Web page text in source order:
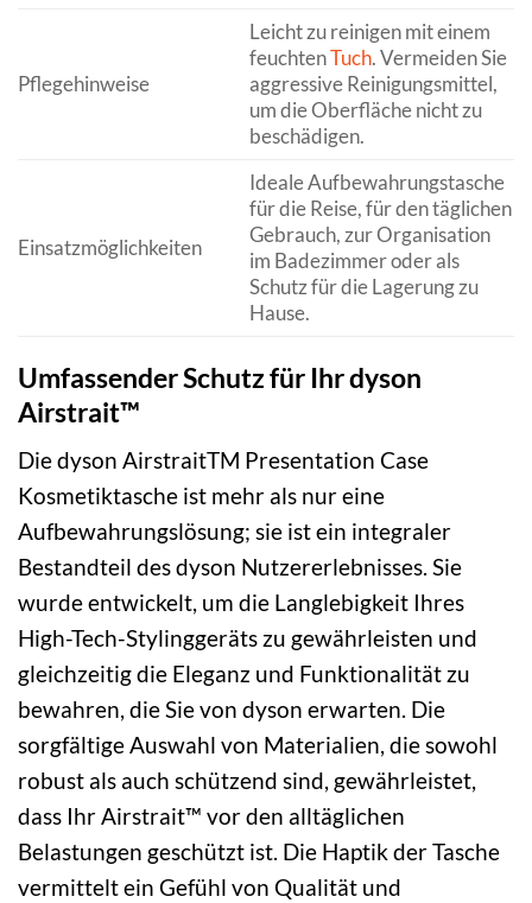
Pflegehinweise
Leicht zu reinigen mit einem
feuchtenTuch. Vermeiden Sie
aggressive Reinigungsmittel,
um die Oberfläche nicht zu
beschädigen.
Einsatzmöglichkeiten
Ideale Aufbewahrungstasche
für die Reise, für den täglichen
Gebrauch, zur Organisation
im Badezimmer oder als
Schutz für die Lagerung zu
Hause.
Umfassender Schutz für Ihr dyson
Airstrait™
Die dyson AirstraitTM Presentation Case
Kosmetiktasche ist mehr als nur eine
Aufbewahrungslösung; sie ist ein integraler
Bestandteil des dyson Nutzererlebnisses. Sie
wurde entwickelt, um die Langlebigkeit Ihres
High-Tech-Stylinggeräts zu gewährleisten und
gleichzeitig die Eleganz und Funktionalität zu
bewahren, die Sie von dyson erwarten. Die
sorgfältige Auswahl von Materialien, die sowohl
robust als auch schützend sind, gewährleistet,
dass Ihr Airstrait™ vor den alltäglichen
Belastungen geschützt ist. Die Haptik der Tasche
vermittelt ein Gefühl von Qualität und